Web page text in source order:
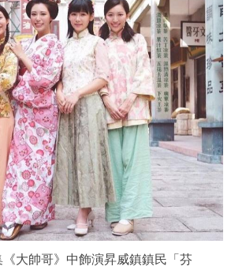
大帥哥》中飾演昇威鎮鎮民「芬